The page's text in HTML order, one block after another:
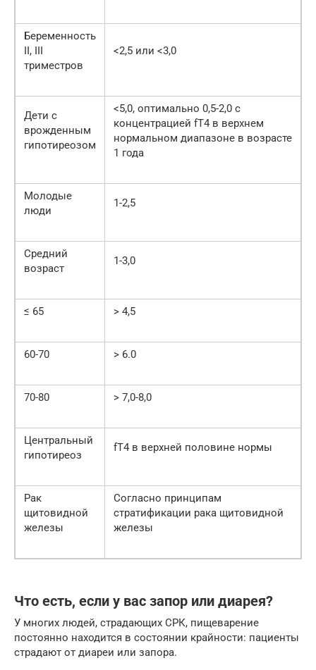
Беременность
II, III
триместров
<2,5 или <3,0
Дети с
врожденным
гипотиреозом
<5,0, оптимально 0,5-2,0 с
концентрацией fT4 в верхнем
нормальном диапазоне в возрасте
1 года
Молодые
люди
1-2,5
Средний
возраст
1-3,0
≤ 65 > 4,5
60-70 > 6.0
70-80 > 7,0-8,0
Центральный
гипотиреоз
fT4 в верхней половине нормы
Рак
щитовидной
железы
Согласно принципам
стратификации рака щитовидной
железы
Что есть, если у вас запор или диарея?
У многих людей, страдающих СРК, пищеварение
постоянно находится в состоянии крайности: пациенты
страдают от диареи или запора.